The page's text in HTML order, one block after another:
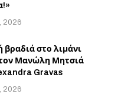
2026
βραδιά στο λιμάνι
Μανώλη Μητσιά
Gravas
2026